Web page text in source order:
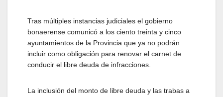
Tras múltiples instancias judiciales el gobierno
bonaerense comunicó a los ciento treinta y cinco
ayuntamientos de la Provincia que ya no podrán
incluir como obligación para renovar el carnet de
conducir el libre deuda de infracciones.
La inclusión del monto de libre deuda y las trabas a